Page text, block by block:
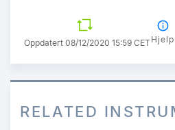
Oppdatert 08/12/2020 15:59 CETHjelp
RELATED